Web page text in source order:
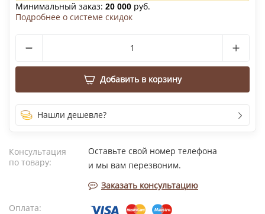
Минимальный заказ: 20 000 руб.
Подробнее о системе скидок
Добавить в корзину
Нашли дешевле?
Консультация
по товару:
Оставьте свой номер телефона
и мы вам перезвоним.
Заказать консультацию
Оплата: